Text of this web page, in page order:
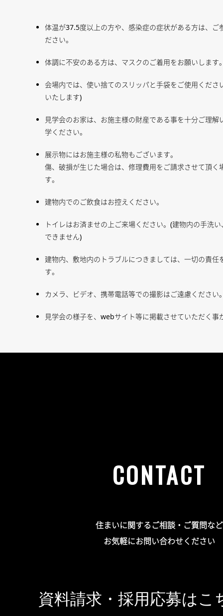
体温が37.5度以上の方や、感染症の症状がある方は、ご
ださい。
体調に不安のある方は、マスクのご着用をお願いします
会場内では、使い捨てのスリッパと手袋をご使用くださ
いたします)
見学会のお家は、お施主様の財産である事を十分ご理解
学ください。
展示物にはお施主様の私物もございます。
傷、破損が生じた場合は、修理費用をご請求させて頂く
す。
建物内でのご飲食はお控えください。
トイレはお済ませの上ご来場ください。(建物内の手洗
できません)
建物内、敷地内のトラブルにつきましては、一切の責任
す。
カメラ、ビデオ、携帯電話等での撮影はご遠慮ください
見学会の様子を、webサイト等に掲載させていただく事
CONTACT
住まいに関するご相談・ご質問など
お気軽にお問い合わせください
資料請求・採用応募はこ